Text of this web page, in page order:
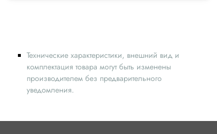
Технические характеристики, внешний вид и
комплектация товара могут быть изменены
производителем без предварительного
уведомления.